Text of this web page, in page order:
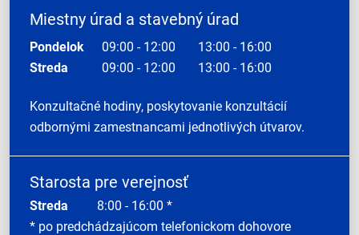
Miestny úrad a stavebný úrad
Pondelok 09:00 - 12:00
13:00 - 16:00
Streda
09:00 - 12:00 13:00 - 16:00
Konzultačné hodiny, poskytovanie konzultácií
odbornými zamestnancami jednotlivých útvarov.
Starosta pre verejnosť
Streda 8:00 - 16:00 *
* po predchádzajúcom telefonickom dohovore